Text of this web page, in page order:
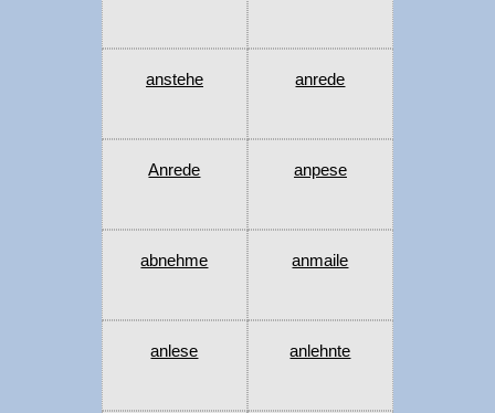
anstehe anrede
Anrede anpese
abnehme anmaile
anlese anlehnte